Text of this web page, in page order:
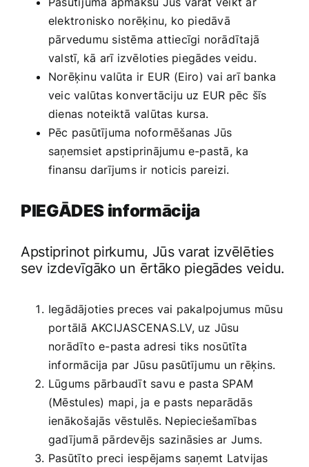
elektronisko norēķinu, ko piedāvā
pārvedumu sistēma attiecīgi norādītajā
valstī, kā arī izvēloties piegādes veidu.
Norēķinu valūta ir EUR (Eiro) vai arī banka
veic valūtas konvertāciju uz EUR pēc šīs
dienas noteiktā valūtas kursa.
Pēc pasūtījuma noformēšanas Jūs
saņemsiet apstiprinājumu e-pastā, ka
finansu darījums ir noticis pareizi.
PIEGĀDES informācija
Apstiprinot pirkumu, Jūs varat izvēlēties
sev izdevīgāko un ērtāko piegādes veidu.
Iegādājoties preces vai pakalpojumus mūsu
portālā AKCIJASCENAS.LV, uz Jūsu
norādīto e-pasta adresi tiks nosūtīta
informācija par Jūsu pasūtījumu un rēķins.
Lūgums pārbaudīt savu e pasta SPAM
(Mēstules) mapi, ja e pasts neparādās
ienākošajās vēstulēs. Nepieciešamības
gadījumā pārdevējs sazināsies ar Jums.
Pasūtīto preci iespējams saņemt Latvijas